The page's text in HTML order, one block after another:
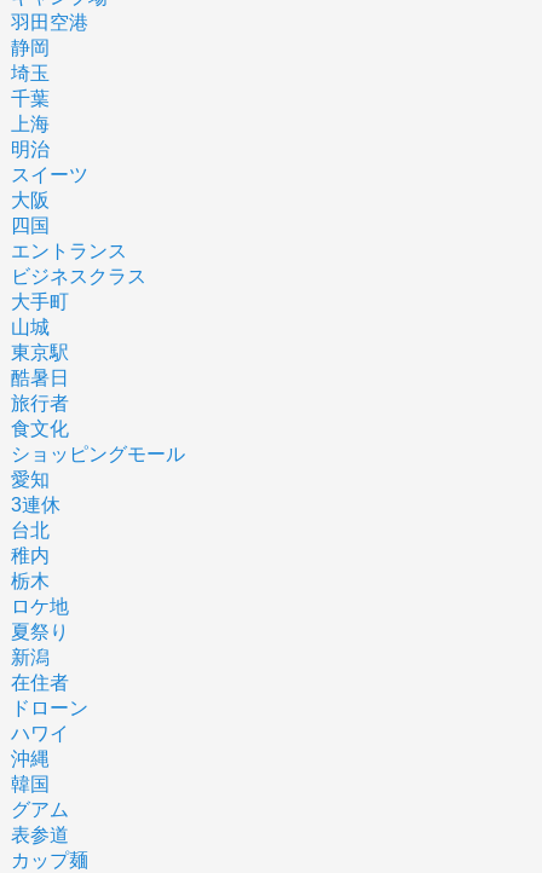
羽田空港
静岡
埼玉
千葉
上海
明治
スイーツ
大阪
四国
エントランス
ビジネスクラス
大手町
山城
東京駅
酷暑日
旅行者
食文化
ショッピングモール
愛知
3連休
台北
稚内
栃木
ロケ地
夏祭り
新潟
在住者
ドローン
ハワイ
沖縄
韓国
グアム
表参道
カップ麺